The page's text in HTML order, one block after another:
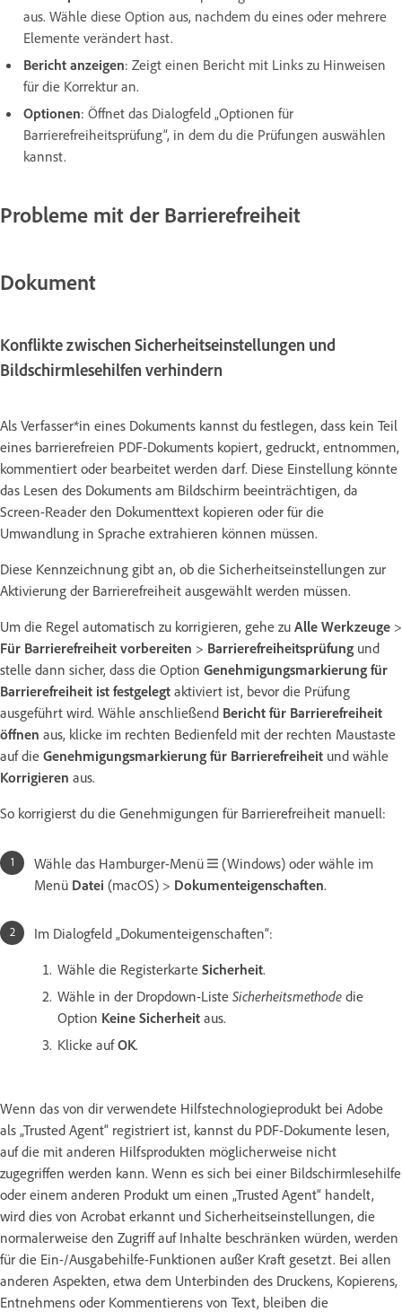
aus. Wähle diese Option aus, nachdem du eines oder mehrere
Elemente verändert hast.
Bericht anzeigen: Zeigt einen Bericht mit Links zu Hinweisen
für die Korrektur an.
Optionen: Öffnet das Dialogfeld „Optionen für
Barrierefreiheitsprüfung“, in dem du die Prüfungen auswählen
kannst.
Probleme mit der Barrierefreiheit
Dokument
Konflikte zwischen Sicherheitseinstellungen und
Bildschirmlesehilfen verhindern
Als Verfasser*in eines Dokuments kannst du festlegen, dass kein Teil
eines barrierefreien PDF-Dokuments kopiert, gedruckt, entnommen,
kommentiert oder bearbeitet werden darf. Diese Einstellung könnte
das Lesen des Dokuments am Bildschirm beeinträchtigen, da
Screen-Reader den Dokumenttext kopieren oder für die
Umwandlung in Sprache extrahieren können müssen.
Diese Kennzeichnung gibt an, ob die Sicherheitseinstellungen zur
Aktivierung der Barrierefreiheit ausgewählt werden müssen.
Um die Regel automatisch zu korrigieren, gehe zu Alle Werkzeuge >
Für Barrierefreiheit vorbereiten > Barrierefreiheitsprüfung und
stelle dann sicher, dass die Option Genehmigungsmarkierung für
Barrierefreiheit ist festgelegt aktiviert ist, bevor die Prüfung
ausgeführt wird. Wähle anschließend Bericht für Barrierefreiheit
öffnen aus, klicke im rechten Bedienfeld mit der rechten Maustaste
auf die Genehmigungsmarkierung für Barrierefreiheit und wähle
Korrigieren aus.
So korrigierst du die Genehmigungen für Barrierefreiheit manuell:
Wähle das Hamburger-Menü
(Windows) oder wähle im
Menü Datei (macOS) > Dokumenteigenschaften.
Im Dialogfeld „Dokumenteigenschaften“:
Wähle die Registerkarte Sicherheit.
Wähle in der Dropdown-Liste Sicherheitsmethode die
Option Keine Sicherheit aus.
Klicke aufOK.
Wenn das von dir verwendete Hilfstechnologieprodukt bei Adobe
als „Trusted Agent“ registriert ist, kannst du PDF-Dokumente lesen,
auf die mit anderen Hilfsprodukten möglicherweise nicht
zugegriffen werden kann. Wenn es sich bei einer Bildschirmlesehilfe
oder einem anderen Produkt um einen „Trusted Agent“ handelt,
wird dies von Acrobat erkannt und Sicherheitseinstellungen, die
normalerweise den Zugriff auf Inhalte beschränken würden, werden
für die Ein-/Ausgabehilfe-Funktionen außer Kraft gesetzt. Bei allen
anderen Aspekten, etwa dem Unterbinden des Druckens, Kopierens,
Entnehmens oder Kommentierens von Text, bleiben die